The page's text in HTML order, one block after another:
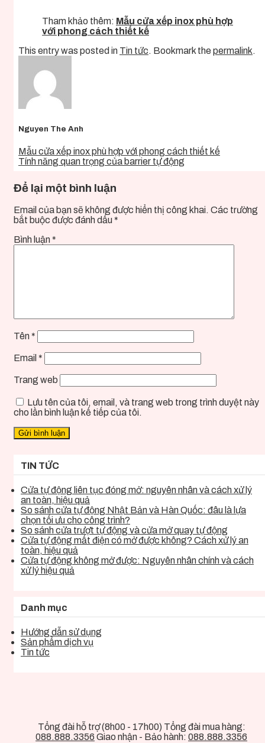
Tham khảo thêm: Mẫu cửa xếp inox phù hợp
với phong cách thiết kế
This entry was posted in Tin tức. Bookmark thepermalink.
Nguyen The Anh
Mẫu cửa xếp inox phù hợp với phong cách thiết kế
Tính năng quan trọng của barrier tự động
Để lại một bình luận
Email của bạn sẽ không được hiển thị công khai. Các trường
bắt buộc được đánh dấu *
Bình luận *
Tên *
Email *
Trang web
Lưu tên của tôi, email, và trang web trong trình duyệt này
cho lần bình luận kế tiếp của tôi.
TIN TỨC
Cửa tự động liên tục đóng mở: nguyên nhân và cách xử lý
an toàn, hiệu quả
So sánh cửa tự động Nhật Bản và Hàn Quốc: đâu là lựa
chọn tối ưu cho công trình?
So sánh cửa trượt tự động và cửa mở quay tự động
Cửa tự động mất điện có mở được không? Cách xử lý an
toàn, hiệu quả
Cửa tự động không mở được: Nguyên nhân chính và cách
xử lý hiệu quả
Danh mục
Hướng dẫn sử dụng
Sản phẩm dịch vụ
Tin tức
Tổng đài hỗ trợ (8h00 - 17h00) Tổng đài mua hàng:
088.888.3356 Giao nhận - Bảo hành: 088.888.3356